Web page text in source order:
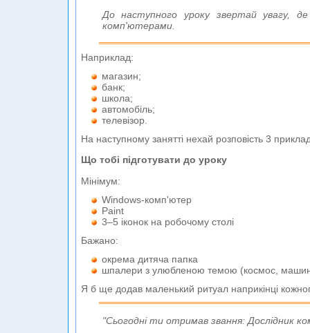
До наступного уроку звертай увагу,
комп'ютерами.
Наприклад:
магазин;
банк;
школа;
автомобіль;
телевізор.
На наступному занятті нехай розповість 3
Що тобі підготувати до уроку
Мінімум:
Windows-комп'ютер
Paint
3–5 іконок на робочому столі
Бажано:
окрема дитяча папка
шпалери з улюбленою темою (космос,
Я б ще додав маленький ритуал наприкінці
"Сьогодні ти отримав звання: Дослідник